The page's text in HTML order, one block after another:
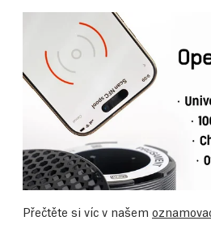
Přečtěte si víc v našem